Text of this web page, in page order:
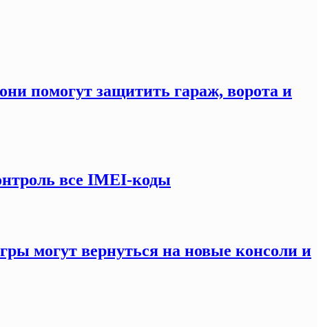
помогут защитить гараж, ворота и
все IMEI-коды
могут вернуться на новые консоли и